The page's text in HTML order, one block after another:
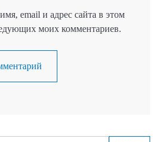
email и адрес сайта в этом
моих комментариев.